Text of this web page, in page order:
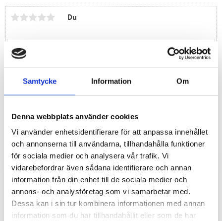
Samtycke Information Om
Denna webbplats använder cookies
Vi använder enhetsidentifierare för att anpassa innehållet
och annonserna till användarna, tillhandahålla funktioner
för sociala medier och analysera vår trafik. Vi
vidarebefordrar även sådana identifierare och annan
information från din enhet till de sociala medier och
annons- och analysföretag som vi samarbetar med.
Dessa kan i sin tur kombinera informationen med annan
information som du har tillhandahållit eller som de har
Du